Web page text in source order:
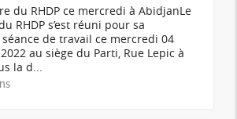
du RHDP ce mercredi à AbidjanLe
RHDP s’est réuni pour sa
de travail ce mercredi 04
au siège du Parti, Rue Lepic à
la d...